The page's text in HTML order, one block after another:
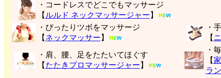
・コードレスでどこでもマッサージ
【 ルルド ネックマッサージャー 】
・ぴったりツボをマッサージ
【 ネックマッサー 】
・
【
・肩、腰、足をたたいてほぐす
【 たたきプロマッサージャー 】
・
【
ラ